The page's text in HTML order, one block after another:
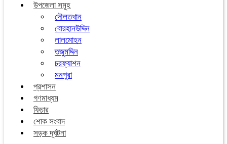
উপজেলা সমূহ
দৌলতখান
বোরহানউদ্দিন
লালমোহন
তজুমদ্দিন
চরফ্যাশন
মনপুরা
প্রশাসন
গণমাধ্যম
ফিচার
শোক সংবাদ
সড়ক দূর্ঘটনা